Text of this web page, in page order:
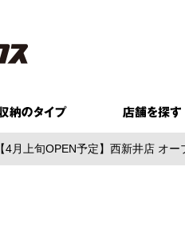
【4月上旬OPEN予定】西新井店 オ